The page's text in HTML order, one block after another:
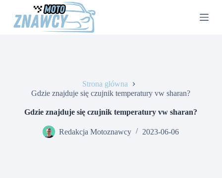
Strona główna
Gdzie znajduje się czujnik temperatury vw sharan?
Gdzie znajduje się czujnik temperatury vw sharan?
Redakcja Motoznawcy 2023-06-06